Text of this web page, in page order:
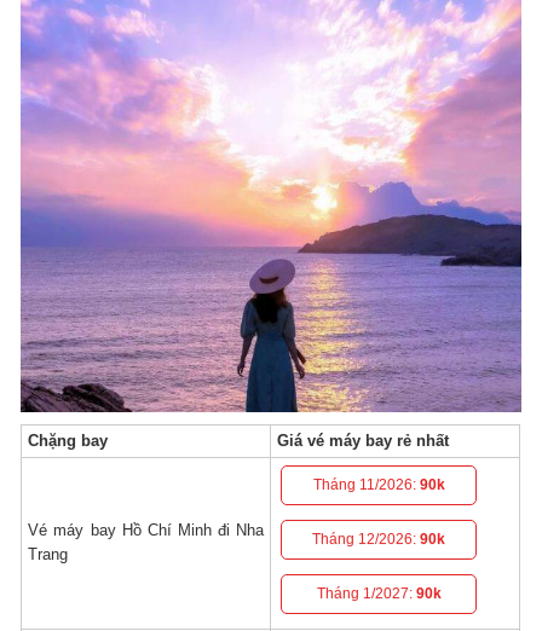
Chặng bay Giá vé máy bay rẻ nhất
Vé máy bay Hồ Chí Minh đi Nha
Trang
Tháng 11/2026: 90k
Tháng 12/2026:90k
Tháng 1/2027: 90k